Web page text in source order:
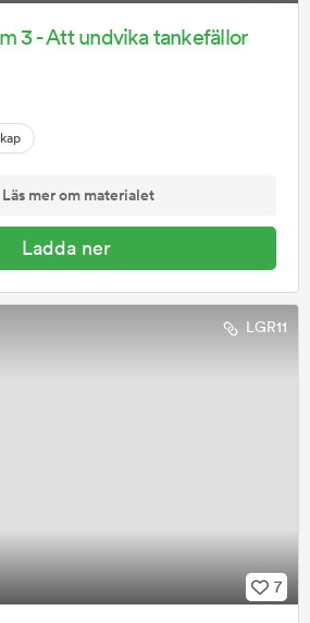
3 - Att undvika tankefällor
Läs mer om materialet
Ladda ner
LGR11
7